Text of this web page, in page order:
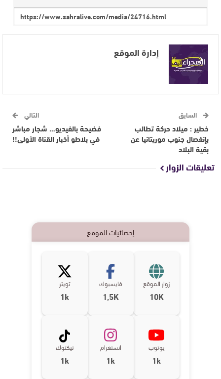
إدارة الموقع
السابق
خطير : ميلاد حركة تطالب
بإنفصال جنوب موريتانيا عن
بقية البلاد
التالي
فضيحة بالفيديو… شجار مباشر
في بلاطو أخبار القناة الأولى!!
تعليقات الزوار
إحصائيات الموقع
زوار الموقع
10K
فايسبوك
1,5K
تويتر
1k
يوتوب
1k
انستغرام
1k
تيكتوك
1k